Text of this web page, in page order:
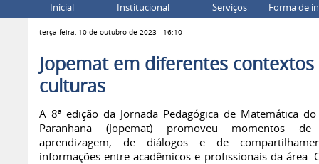
Inicial Institucional Serviços Forma de
terça-feira, 10 de outubro de 2023 - 16:10
Jopemat em diferentes contextos
culturas
A 8ª edição da Jornada Pedagógica de Matemática
Paranhana (Jopemat) promoveu momentos de
aprendizagem, de diálogos e de
informações entre acadêmicos e profissionais da área.